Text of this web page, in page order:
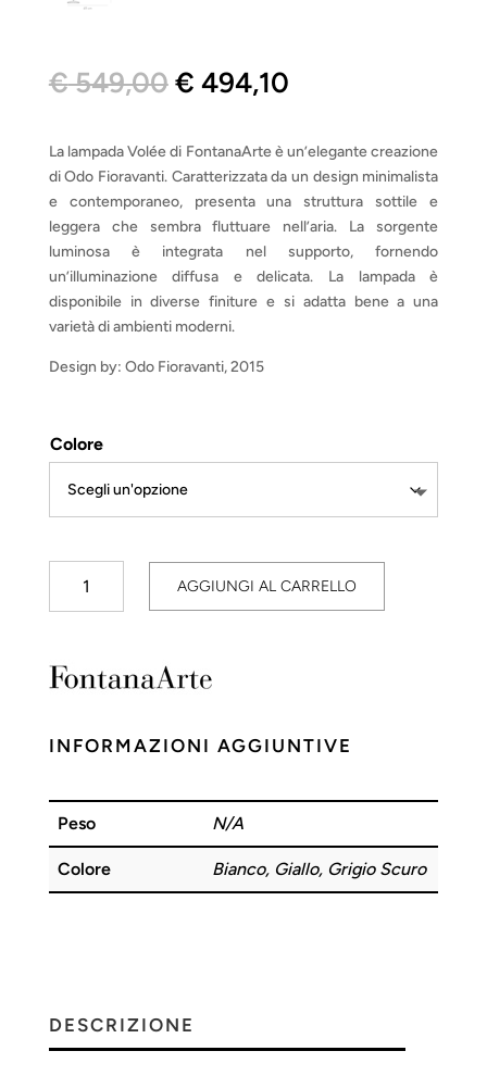
€549,00Il
prezzo
era:
€ 549,00.
€ 494,10Il
è:
€ 494,10.
La lampada Volée di FontanaArte è un’elegante creazione
di Odo Fioravanti. Caratterizzata da un design minimalista
e contemporaneo, presenta una struttura sottile e
leggera che sembra fluttuare nell’aria. La sorgente
luminosa è integrata nel supporto, fornendo
un’illuminazione diffusa e delicata. La lampada è
disponibile in diverse finiture e si adatta bene a una
varietà di ambienti moderni.
Design by: Odo Fioravanti, 2015
Colore
quantità
AGGIUNGI AL CARRELLO
INFORMAZIONI AGGIUNTIVE
Peso N/A
Colore Bianco, Giallo, Grigio Scuro
DESCRIZIONE